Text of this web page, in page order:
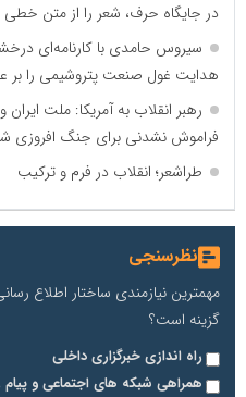
در جایگاه حرف، شعر را از متن
سیروس حامدی با کارنامه‌ای
هدایت غول صنعت پتروشیمی را بر
رهبر انقلاب به آمریکا: ملت
فراموش نشدنی برای جنگ افروزی
طراشعر؛ انقلاب در فرم و ترکیب
نظرسنجی
مهمترین نیازمندی ساختار اطلاع
گزینه است؟
راه اندازی خبرگزاری داخلی
همراهی شبکه های اجتماعی و